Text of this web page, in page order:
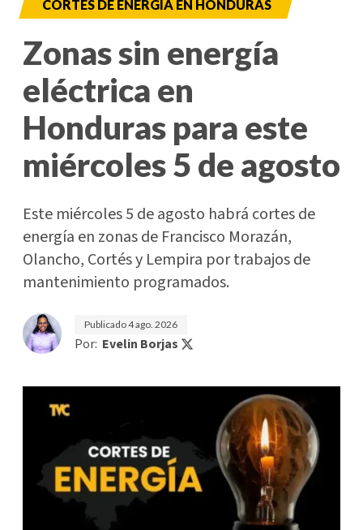
CORTES DE ENERGÍA EN HONDURAS
Zonas sin energía
eléctrica en
Honduras para este
miércoles 5 de agosto
Este miércoles 5 de agosto habrá cortes de
energía en zonas de Francisco Morazán,
Olancho, Cortés y Lempira por trabajos de
mantenimiento programados.
Publicado4 ago. 2026
Por: Evelin Borjas